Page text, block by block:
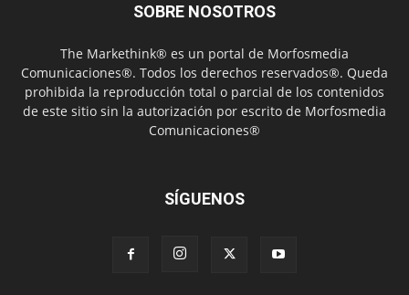
SOBRE NOSOTROS
The Markethink® es un portal de Morfosmedia
Comunicaciones®. Todos los derechos reservados®. Queda
prohibida la reproducción total o parcial de los contenidos
de este sitio sin la autorización por escrito de Morfosmedia
Comunicaciones®
SÍGUENOS